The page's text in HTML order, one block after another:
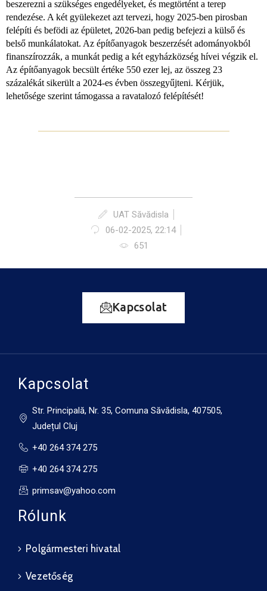
beszerezni a szükséges engedélyeket, és megtörtént a terep
rendezése. A két gyülekezet azt tervezi, hogy 2025-ben pirosban
felépíti és befödi az épületet, 2026-ban pedig befejezi a külső és
belső munkálatokat. Az építőanyagok beszerzését adományokból
finanszírozzák, a munkát pedig a két egyházközség hívei végzik el.
Az építőanyagok becsült értéke 550 ezer lej, az összeg 23
százalékát sikerült a 2024-es évben összegyűjteni. Kérjük,
lehetősége szerint támogassa a ravatalozó felépítését!
UAT Săvădisla
06-02-2025, 22:14
651
Kapcsolat
Kapcsolat
Str. Principală, Nr. 35, Comuna Săvădisla, 407505,
Județul Cluj
+40 264 374 275
+40 264 374 275
primsav@yahoo.com
Rólunk
Polgármesteri hivatal
Vezetőség